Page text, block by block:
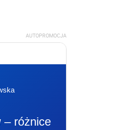
AUTOPROMOCJA
– różnice